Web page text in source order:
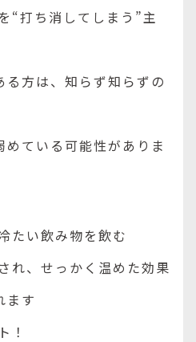
“打ち消してしまう”主
方は、知らず知らずの
ている可能性がありま
たい飲み物を飲む
れ、せっかく温めた効果
ます
！